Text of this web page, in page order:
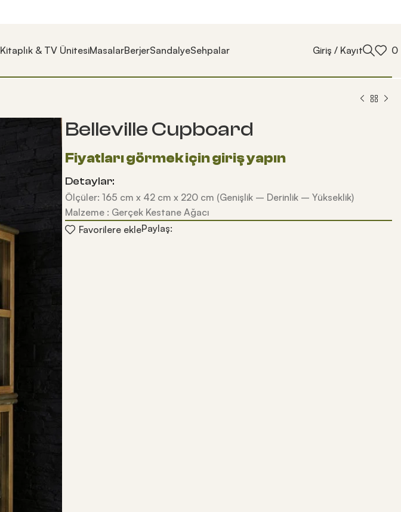
Kitaplık & TV ÜnitesiMasalarBerjerSandalyeSehpalar Giriş / Kayıt 0
Belleville Cupboard
Detaylar:
Ölçüler: 165 cm x 42 cm x 220 cm (Genişlik – Derinlik – Yükseklik)
Malzeme : Gerçek Kestane Ağacı
Favorilere eklePaylaş: